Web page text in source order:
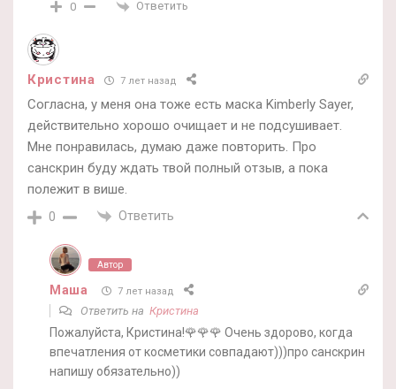
0 Ответить
Кристина 7 лет назад
Согласна, у меня она тоже есть маска Kimberly Sayer,
действительно хорошо очищает и не подсушивает.
Мне понравилась, думаю даже повторить. Про
санскрин буду ждать твой полный отзыв, а пока
полежит в више.
0 Ответить
Автор
Маша 7 лет назад
Ответить на Кристина
Пожалуйста, Кристина!🌹🌹🌹 Очень здорово, когда
впечатления от косметики совпадают)))про санскрин
напишу обязательно))